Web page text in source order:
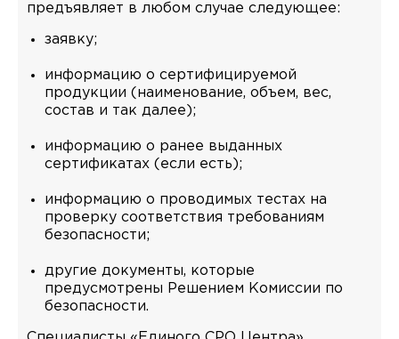
предъявляет в любом случае следующее:
заявку;
информацию о сертифицируемой
продукции (наименование, объем, вес,
состав и так далее);
информацию о ранее выданных
сертификатах (если есть);
информацию о проводимых тестах на
проверку соответствия требованиям
безопасности;
другие документы, которые
предусмотрены Решением Комиссии по
безопасности.